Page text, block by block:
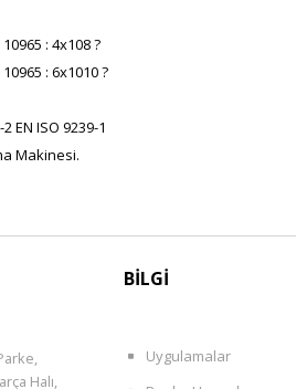
: 4x108 ?
: 6x1010 ?
EN ISO 9239-1
Makinesi.
Halı,
BİLGİ
Uygulamalar